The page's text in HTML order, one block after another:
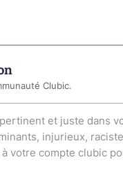
Clubic.